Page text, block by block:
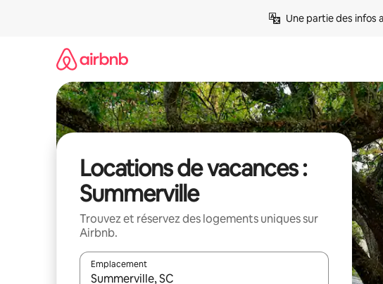
Une partie des
Locations de vacances :
Summerville
Trouvez et réservez des logements uniques sur
Airbnb.
Emplacement
Quand les résultats sont affichés, parcourez-les en utilisant les